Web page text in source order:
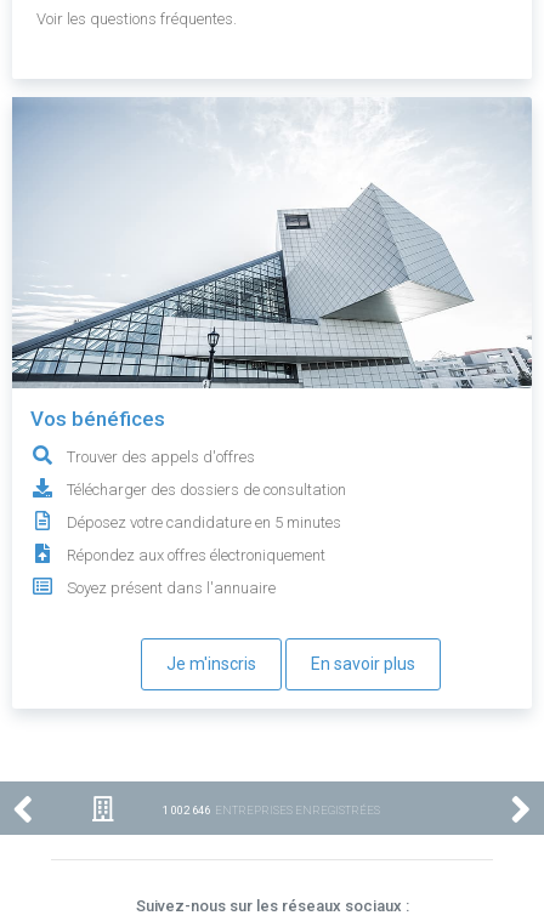
Voir les questions fréquentes.
Vos bénéfices
Trouver des appels d'offres
Télécharger des dossiers de consultation
Déposez votre candidature en 5 minutes
Répondez aux offres électroniquement
Soyez présent dans l'annuaire
Je m'inscris En savoir plus
1 002 646 ENTREPRISES ENREGISTRÉES
Suivez-nous sur les réseaux sociaux :